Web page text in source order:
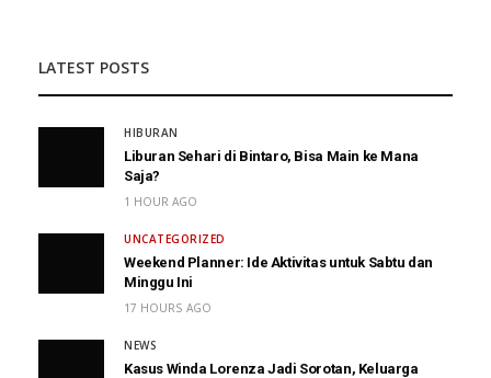
LATEST POSTS
HIBURAN
Liburan Sehari di Bintaro, Bisa Main ke Mana
Saja?
1 HOUR AGO
UNCATEGORIZED
Weekend Planner: Ide Aktivitas untuk Sabtu dan
Minggu Ini
17 HOURS AGO
NEWS
Kasus Winda Lorenza Jadi Sorotan, Keluarga